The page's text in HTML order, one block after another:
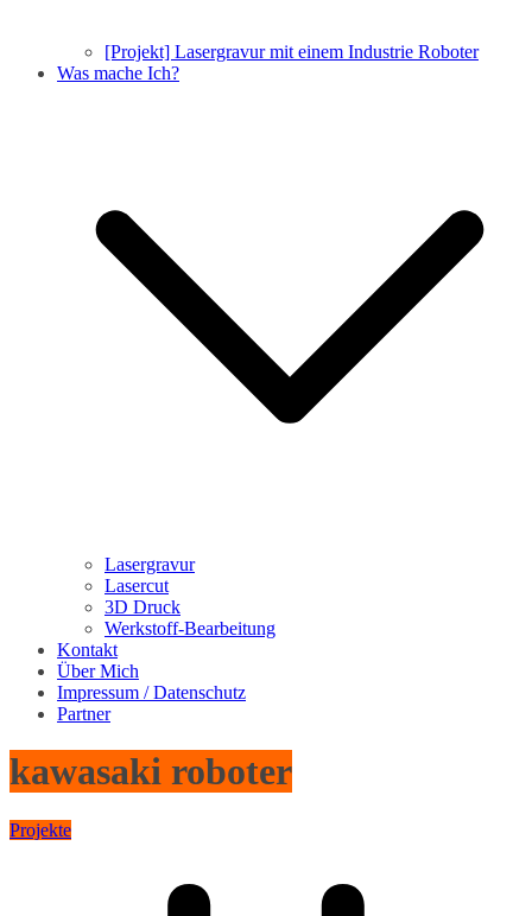
[Projekt] Lasergravur mit einem Industrie Roboter
Was mache Ich?
Lasergravur
Lasercut
3D Druck
Werkstoff-Bearbeitung
Kontakt
Über Mich
Impressum / Datenschutz
Partner
kawasaki roboter
Projekte